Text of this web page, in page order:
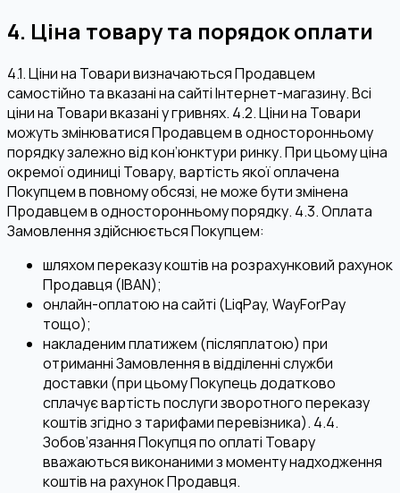
4. Ціна товару та порядок оплати
4.1. Ціни на Товари визначаються Продавцем
самостійно та вказані на сайті Інтернет-магазину. Всі
ціни на Товари вказані у гривнях. 4.2. Ціни на Товари
можуть змінюватися Продавцем в односторонньому
порядку залежно від кон’юнктури ринку. При цьому ціна
окремої одиниці Товару, вартість якої оплачена
Покупцем в повному обсязі, не може бути змінена
Продавцем в односторонньому порядку. 4.3. Оплата
Замовлення здійснюється Покупцем:
шляхом переказу коштів на розрахунковий рахунок
Продавця (IBAN);
онлайн-оплатою на сайті (LiqPay, WayForPay
тощо);
накладеним платижем (післяплатою) при
отриманні Замовлення в відділенні служби
доставки (при цьому Покупець додатково
сплачує вартість послуги зворотного переказу
коштів згідно з тарифами перевізника). 4.4.
Зобов’язання Покупця по оплаті Товару
вважаються виконаними з моменту надходження
коштів на рахунок Продавця.